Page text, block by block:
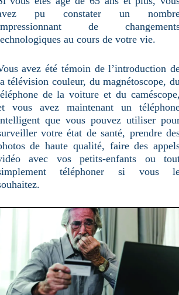
pu constater un
de
au cours de votre vie.
avez été témoin de l’introduction
télévision couleur, du magnétoscope,
de la voiture et du
vous avez maintenant un
que vous pouvez utiliser
votre état de santé, prendre
de haute qualité, faire des
avec vos petits-enfants ou
téléphoner si vous